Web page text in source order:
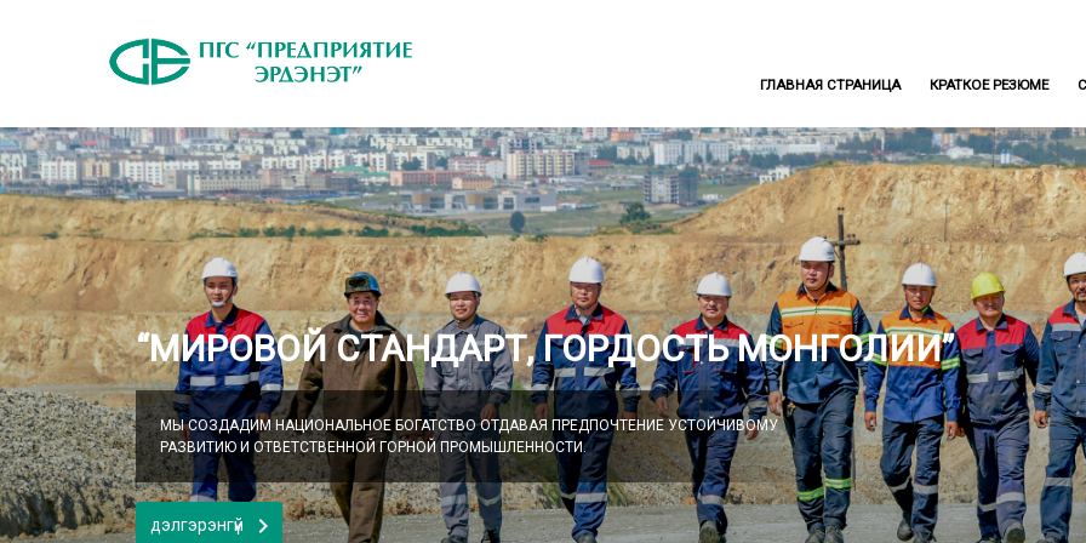
ГЛАВНАЯ СТРАНИЦА КРАТКОЕ РЕЗЮМЕ
“МИРОВОЙ СТАНДАРТ, ГОРДОСТЬ МОНГОЛИИ”
МЫ СОЗДАДИМ НАЦИОНАЛЬНОЕ БОГАТСТВО ОТДАВАЯ ПРЕДПОЧТЕНИЕ УСТОЙЧИВОМУ
РАЗВИТИЮ И ОТВЕТСТВЕННОЙ ГОРНОЙ ПРОМЫШЛЕННОСТИ.
дэлгэрэнгүй chevron_right